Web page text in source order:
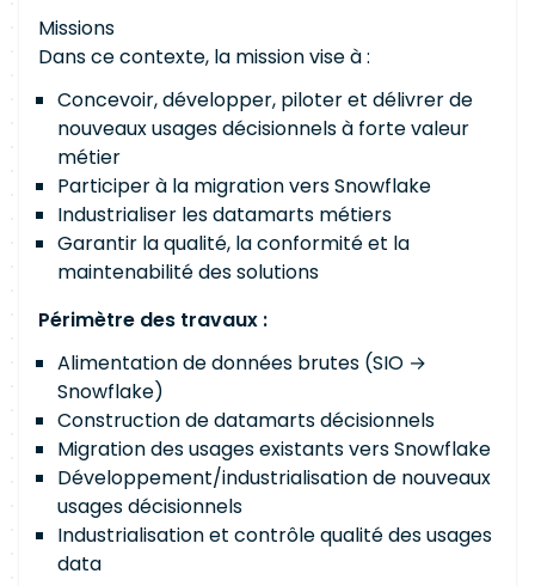
Missions
Dans ce contexte, la mission vise à :
Concevoir, développer, piloter et délivrer de
nouveaux usages décisionnels à forte valeur
métier
Participer à la migration vers Snowflake
Industrialiser les datamarts métiers
Garantir la qualité, la conformité et la
maintenabilité des solutions
Périmètre des travaux :
Alimentation de données brutes (SIO →
Snowflake)
Construction de datamarts décisionnels
Migration des usages existants vers Snowflake
Développement/industrialisation de nouveaux
usages décisionnels
Industrialisation et contrôle qualité des usages
data